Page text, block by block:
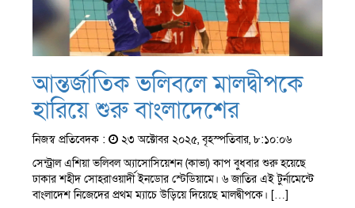
আন্তর্জাতিক ভলিবলে মালদ্বীপকে
হারিয়ে শুরু বাংলাদেশের
নিজস্ব প্রতিবেদক :
২৩ অক্টোবর ২০২৫, বৃহস্পতিবার, ৮:১০:০৬
সেন্ট্রাল এশিয়া ভলিবল অ্যাসোসিয়েশন (কাভা) কাপ বুধবার শুরু হয়েছে
ঢাকার শহীদ সোহরাওয়ার্দী ইনডোর স্টেডিয়ামে। ৬ জাতির এই টুর্নামেন্টে
বাংলাদেশ নিজেদের প্রথম ম্যাচে উড়িয়ে দিয়েছে মালদ্বীপকে। […]